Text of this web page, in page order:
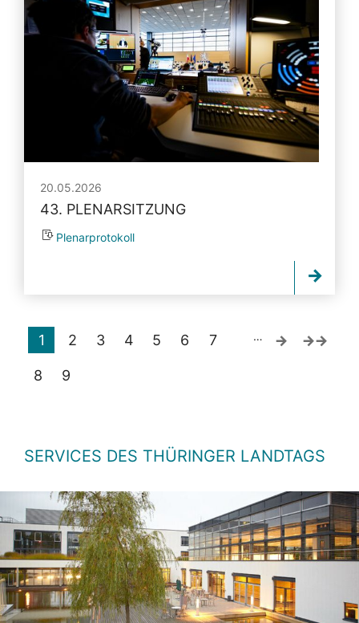
20.05.2026
43. PLENARSITZUNG
Plenarprotokoll
1 2 3 4 5 6 7
8 9
…
SERVICES DES THÜRINGER LANDTAGS